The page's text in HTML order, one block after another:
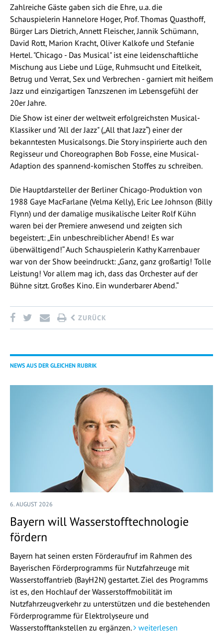
Zahlreiche Gäste gaben sich die Ehre, u.a. die
Schauspielerin Hannelore Hoger, Prof. Thomas Quasthoff,
Bürger Lars Dietrich, Annett Fleischer, Jannik Schümann,
David Rott, Marion Kracht, Oliver Kalkofe und Stefanie
Hertel. "Chicago - Das Musical" ist eine leidenschaftliche
Mischung aus Liebe und Lüge, Ruhmsucht und Eitelkeit,
Betrug und Verrat, Sex und Verbrechen - garniert mit heißem
Jazz und einzigartigen Tanzszenen im Lebensgefühl der
20er Jahre.
Die Show ist einer der weltweit erfolgreichsten Musical-
Klassiker und "All der Jazz" („All that Jazz“) einer der
bekanntesten Musicalsongs. Die Story inspirierte auch den
Regisseur und Choreographen Bob Fosse, eine Musical-
Adaption des spannend-komischen Stoffes zu schreiben.
Die Hauptdarsteller der Berliner Chicago-Produktion von
1988 Gaye MacFarlane (Velma Kelly), Eric Lee Johnson (Billy
Flynn) und der damalige musikalische Leiter Rolf Kühn
waren bei der Premiere anwesend und zeigten sich
begeistert: „Ein unbeschreiblicher Abend! Es war
überwältigend!“ Auch Schauspielerin Kathy Karrenbauer
war von der Show beeindruckt: „Ganz, ganz großartig! Tolle
Leistung! Vor allem mag ich, dass das Orchester auf der
Bühne sitzt. Großes Kino. Ein wunderbarer Abend.“
ZURÜCK
NEWS AUS DER GLEICHEN RUBRIK
6. AUGUST 2026
Bayern will Wasserstofftechnologie
fördern
Bayern hat seinen ersten Förderaufruf im Rahmen des
Bayerischen Förderprogramms für Nutzfahrzeuge mit
Wasserstoffantrieb (BayH2N) gestartet. Ziel des Programms
ist es, den Hochlauf der Wasserstoffmobilität im
Nutzfahrzeugverkehr zu unterstützen und die bestehenden
Förderprogramme für Elektrolyseure und
Wasserstofftankstellen zu ergänzen.
weiterlesen